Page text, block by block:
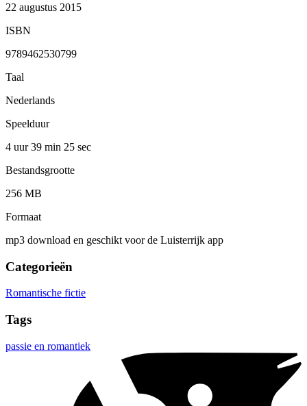
22 augustus 2015
ISBN
9789462530799
Taal
Nederlands
Speelduur
4 uur 39 min 25 sec
Bestandsgrootte
256 MB
Formaat
mp3 download en geschikt voor de Luisterrijk app
Categorieën
Romantische fictie
Tags
passie en romantiek